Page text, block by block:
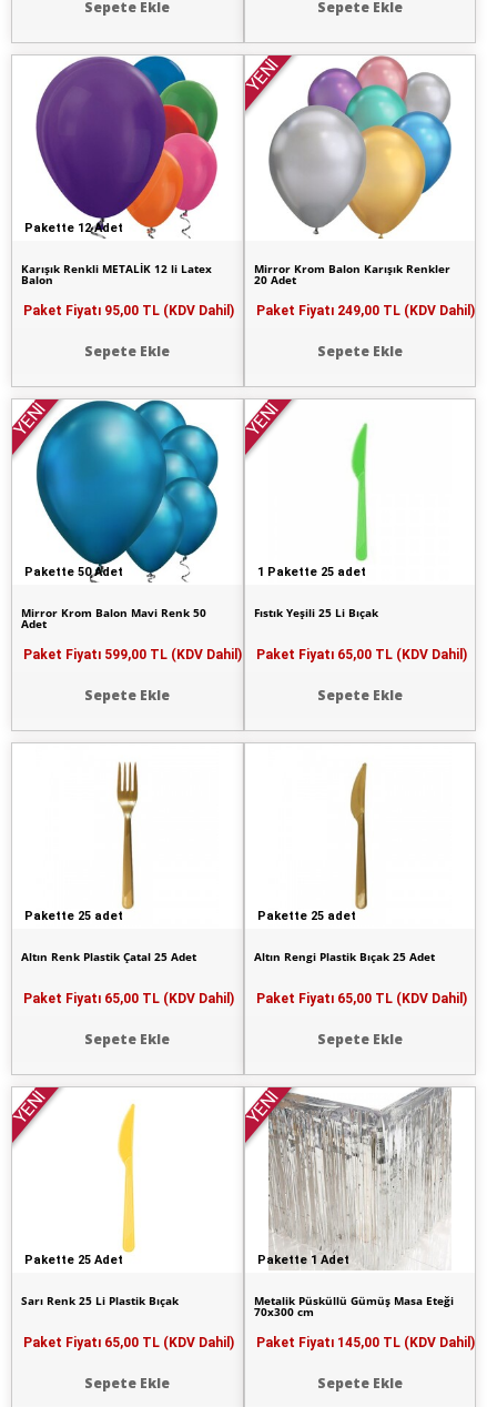
Sepete Ekle Sepete Ekle
Pakette 12 Adet
Karışık Renkli METALİK 12 li Latex
Balon
Paket Fiyatı 95,00 TL (KDV Dahil)
Sepete Ekle
YENİ
Mirror Krom Balon Karışık Renkler
20 Adet
Paket Fiyatı 249,00 TL (KDV Dahil)
Sepete Ekle
Pakette 50 Adet
YENİ
Mirror Krom Balon Mavi Renk 50
Adet
Paket Fiyatı 599,00 TL (KDV Dahil)
Sepete Ekle
1 Pakette 25 adet
YENİ
Fıstık Yeşili 25 Li Bıçak
Paket Fiyatı 65,00 TL (KDV Dahil)
Sepete Ekle
Pakette 25 adet
Altın Renk Plastik Çatal 25 Adet
Paket Fiyatı 65,00 TL (KDV Dahil)
Sepete Ekle
Pakette 25 adet
Altın Rengi Plastik Bıçak 25 Adet
Paket Fiyatı 65,00 TL (KDV Dahil)
Sepete Ekle
Pakette 25 Adet
YENİ
Sarı Renk 25 Li Plastik Bıçak
Paket Fiyatı 65,00 TL (KDV Dahil)
Sepete Ekle
Pakette 1 Adet
YENİ
Metalik Püsküllü Gümüş Masa Eteği
70x300 cm
Paket Fiyatı 145,00 TL (KDV Dahil)
Sepete Ekle